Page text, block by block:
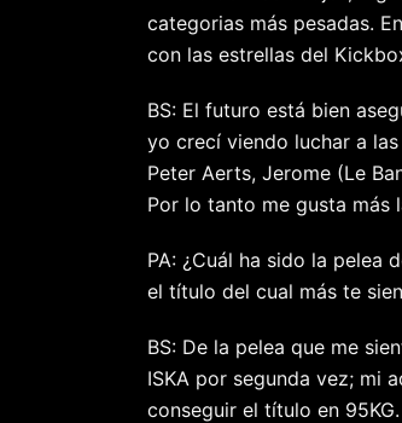
categorias más pesadas.
con las estrellas del
BS: El futuro está bien
yo crecí viendo luchar a
Peter Aerts, Jerome (Le
Por lo tanto me gusta más
PA: ¿Cuál ha sido la pelea
el título del cual más te
BS: De la pelea que me
ISKA por segunda vez; mi
conseguir el título en